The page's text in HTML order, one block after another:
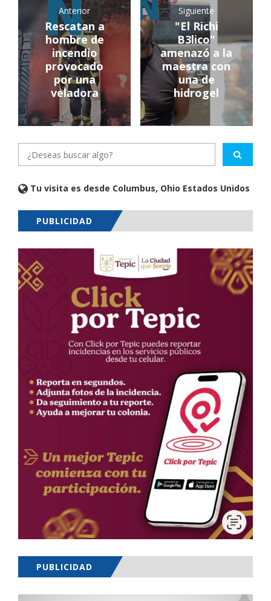
Anterior
Rescatan a
hombre de
incendio
provocado
por una
veladora
Siguiente
"El Richi
B3lico"
amenazó a la
maestra con
una de
hidrogel
Tu visita es desde Columbus, Ohio Estados Unidos
PUBLICIDAD
PUBLICIDAD